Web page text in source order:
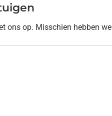
ons op. Misschien hebben